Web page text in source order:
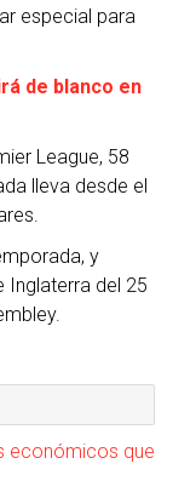
especial para
de blanco en
League, 58
lleva desde el
y
Inglaterra del 25
económicos que